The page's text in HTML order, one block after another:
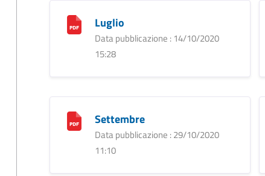
Luglio
Data pubblicazione : 14/10/2020
15:28
Settembre
Data pubblicazione : 29/10/2020
11:10